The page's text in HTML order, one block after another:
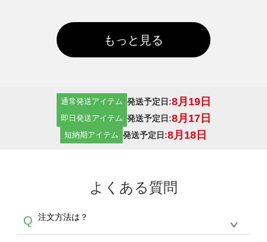
もっと見る
通常発送アイテム 発送予定日:8月19日
即日発送アイテム 発送予定日:8月17日
短納期アイテム 発送予定日:8月18日
よくある質問
Q 注文方法は？